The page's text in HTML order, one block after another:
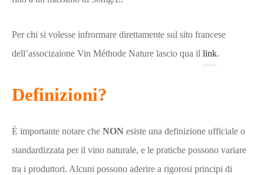
Per chi si volesse infrormare direttamente sul sito francese
dell’associzaione Vin Méthode Nature lascio qua il link.
Definizioni?
È importante notare che NON esiste una definizione ufficiale o
standardizzata per il vino naturale, e le pratiche possono variare
tra i produttori. Alcuni possono aderire a rigorosi principi di